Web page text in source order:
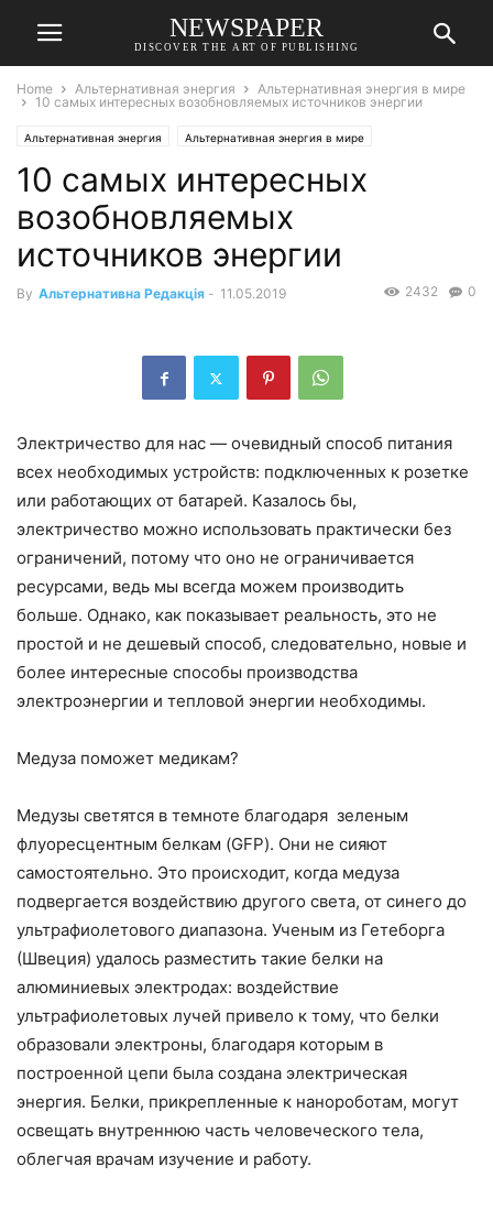
NEWSPAPER
DISCOVER THE ART OF PUBLISHING
Home Альтернативная энергия
Альтернативная энергия в мире
10 самых интересных возобновляемых источников энергии
Альтернативная энергия Альтернативная энергия в мире
10 самых интересных
возобновляемых
источников энергии
By Альтернативна Редакція - 11.05.2019 0
2432
Электричество для нас — очевидный способ питания
всех необходимых устройств: подключенных к розетке
или работающих от батарей. Казалось бы,
электричество можно использовать практически без
ограничений, потому что оно не ограничивается
ресурсами, ведь мы всегда можем производить
больше. Однако, как показывает реальность, это не
простой и не дешевый способ, следовательно, новые и
более интересные способы производства
электроэнергии и тепловой энергии необходимы.
Медуза поможет медикам?
Медузы светятся в темноте благодаря зеленым
флуоресцентным белкам (GFP). Они не сияют
самостоятельно. Это происходит, когда медуза
подвергается воздействию другого света, от синего до
ультрафиолетового диапазона. Ученым из Гетеборга
(Швеция) удалось разместить такие белки на
алюминиевых электродах: воздействие
ультрафиолетовых лучей привело к тому, что белки
образовали электроны, благодаря которым в
построенной цепи была создана электрическая
энергия. Белки, прикрепленные к нанороботам, могут
освещать внутреннюю часть человеческого тела,
облегчая врачам изучение и работу.